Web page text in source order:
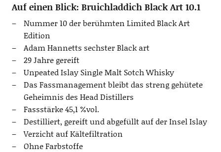
Auf einen Blick: Bruichladdich Black Art 10.1
Num­mer 10 der berühm­ten Limi­t­ed Black Art
Edition
Adam Han­netts sechs­ter Black art
29 Jah­re gereift
Unpea­ted Islay Sin­gle Malt Sotch Whisky
Das Fass­ma­nage­ment bleibt das streng gehü­te­te
Geheim­nis des Head Distillers
Fass­stär­ke 45,1 %vol.
Destil­liert, gereift und abge­füllt auf der Insel Islay
Ver­zicht auf Kältefiltration
Ohne Farb­stof­fe